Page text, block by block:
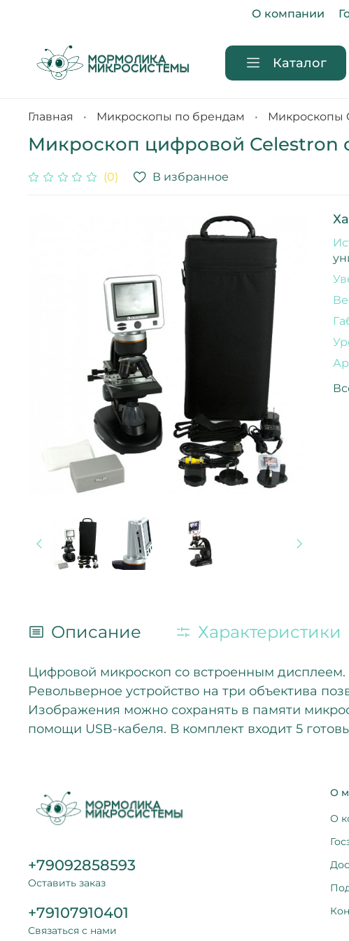
О компании
Каталог
Главная Микроскопы по брендам Микроскопы
Микроскоп цифровой Celestron
(0) В избранное
Описание Характеристики
Цифровой микроскоп со встроенным дисплеем.
Револьверное устройство на три объектива
Изображения можно сохранять в памяти
помощи USB-кабеля. В комплект входит 5
О
О
+79092858593
Оставить заказ
+79107910401
Связаться с нами